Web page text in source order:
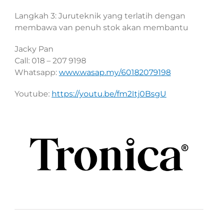
Langkah 3: Juruteknik yang terlatih dengan
membawa van penuh stok akan membantu
Jacky Pan
Call: 018 – 207 9198
Whatsapp: www.wasap.my/60182079198
Youtube: https://youtu.be/fm2Itj0BsgU